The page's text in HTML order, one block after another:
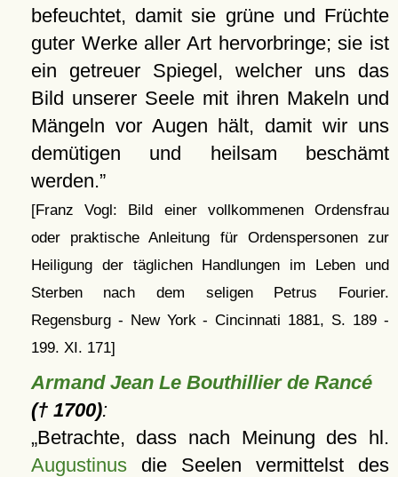
befeuchtet, damit sie grüne und Früchte
guter Werke aller Art hervorbringe; sie ist
ein getreuer Spiegel, welcher uns das
Bild unserer Seele mit ihren Makeln und
Mängeln vor Augen hält, damit wir uns
demütigen und heilsam beschämt
werden.
[Franz Vogl: Bild einer vollkommenen Ordensfrau
oder praktische Anleitung für Ordenspersonen zur
Heiligung der täglichen Handlungen im Leben und
Sterben nach dem seligen Petrus Fourier.
Regensburg - New York - Cincinnati 1881, S. 189 -
199. XI. 171]
Armand Jean Le Bouthillier de Rancé
(† 1700):
Betrachte, dass nach Meinung des hl.
Augustinusdie Seelen vermittelst des